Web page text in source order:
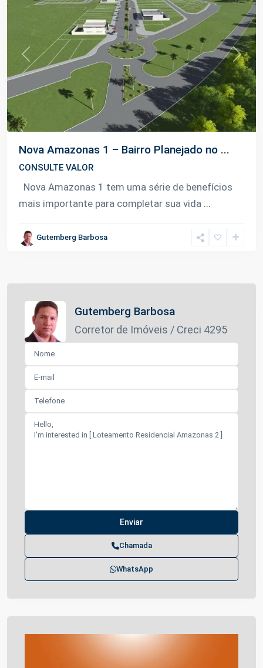
Previous Next
Nova Amazonas 1 – Bairro Planejado no ...
CONSULTE VALOR
Nova Amazonas 1 tem uma série de benefícios
mais importante para completar sua vida ...
Gutemberg Barbosa
Gutemberg Barbosa
Corretor de Imóveis / Creci 4295
Chamada
WhatsApp